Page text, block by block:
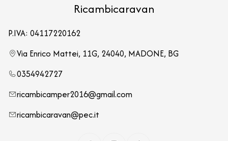
Ricambicaravan
P.IVA: 04117220162
Via Enrico Mattei, 11G, 24040, MADONE, BG
0354942727
ricambicamper2016@gmail.com
ricambicaravan@pec.it